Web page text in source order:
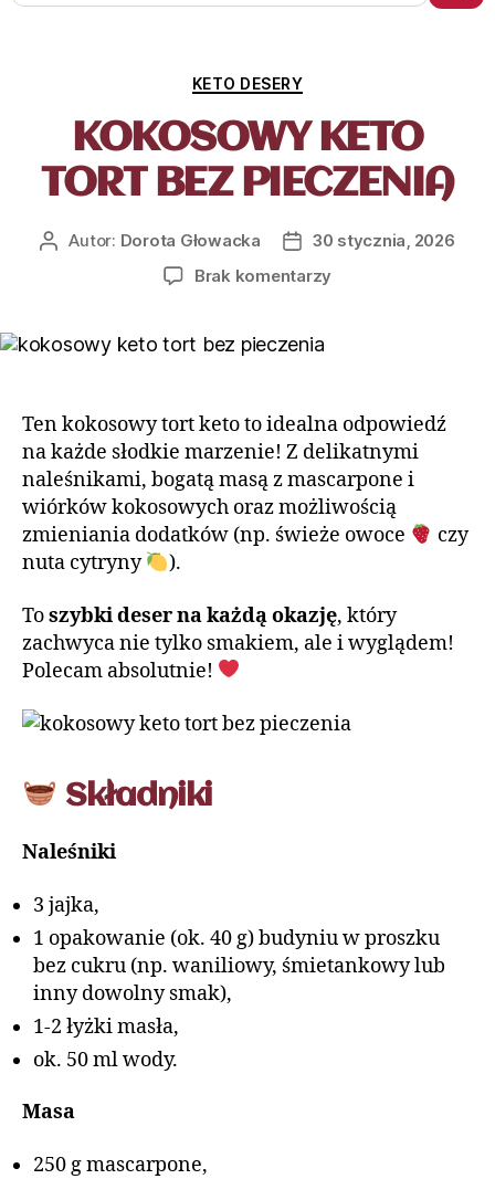
KETO DESERY
KOKOSOWY KETO
TORT BEZ PIECZENIA
Autor: Dorota Głowacka
30 stycznia, 2026
Brak komentarzy
Ten kokosowy tort keto to idealna odpowiedź
na każde słodkie marzenie! Z delikatnymi
naleśnikami, bogatą masą z mascarpone i
wiórków kokosowych oraz możliwością
zmieniania dodatków (np. świeże owoce
czy
nuta cytryny
).
Toszybki deser na każdą okazję, który
zachwyca nie tylko smakiem, ale i wyglądem!
Polecam absolutnie!
Składniki
Naleśniki
3 jajka,
1 opakowanie (ok. 40 g) budyniu w proszku
bez cukru (np. waniliowy, śmietankowy lub
inny dowolny smak),
1-2 łyżki masła,
ok. 50 ml wody.
Masa
250 g mascarpone,